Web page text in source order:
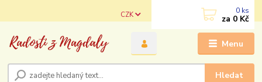
Menu
CZK
Hledat
0 ks
za 0 Kč